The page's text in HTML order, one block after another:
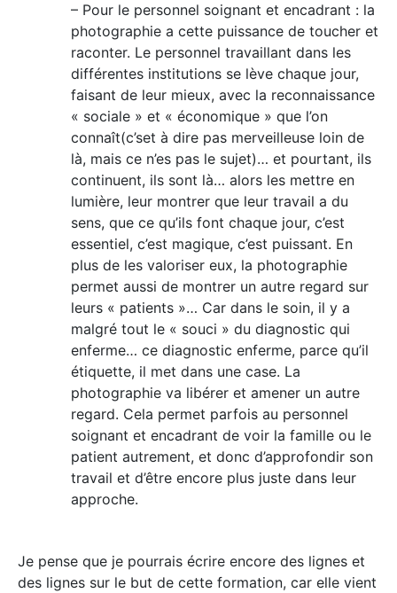
– Pour le personnel soignant et encadrant : la
photographie a cette puissance de toucher et
raconter. Le personnel travaillant dans les
différentes institutions se lève chaque jour,
faisant de leur mieux, avec la reconnaissance
« sociale » et « économique » que l’on
connaît(c’set à dire pas merveilleuse loin de
là, mais ce n’es pas le sujet)… et pourtant, ils
continuent, ils sont là… alors les mettre en
lumière, leur montrer que leur travail a du
sens, que ce qu’ils font chaque jour, c’est
essentiel, c’est magique, c’est puissant. En
plus de les valoriser eux, la photographie
permet aussi de montrer un autre regard sur
leurs « patients »… Car dans le soin, il y a
malgré tout le « souci » du diagnostic qui
enferme… ce diagnostic enferme, parce qu’il
étiquette, il met dans une case. La
photographie va libérer et amener un autre
regard. Cela permet parfois au personnel
soignant et encadrant de voir la famille ou le
patient autrement, et donc d’approfondir son
travail et d’être encore plus juste dans leur
approche.
Je pense que je pourrais écrire encore des lignes et
des lignes sur le but de cette formation, car elle vient